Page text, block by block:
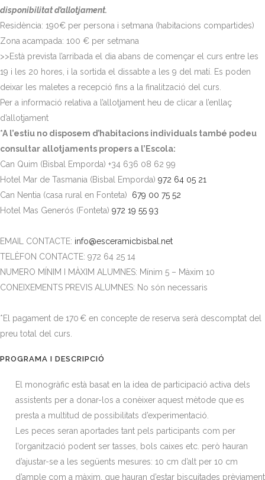
disponibilitat d’allotjament.
Residència: 190€ per persona i setmana (habitacions compartides)
Zona acampada: 100 € per setmana
>>Està prevista l’arribada el dia abans de començar el curs entre les
19 i les 20 hores, i la sortida el dissabte a les 9 del matí. Es poden
deixar les maletes a recepció fins a la finalització del curs.
Per a informació relativa a l’allotjament heu de clicar a l’enllaç
d’allotjament
*A l’estiu no disposem d’habitacions individuals també podeu
consultar allotjaments propers a l’Escola:
Can Quim (Bisbal Emporda) +34 636 08 62 99
Hotel Mar de Tasmania (Bisbal Emporda) 972 64 05 21
Can Nentia (casa rural en Fonteta) 679 00 75 52
Hotel Mas Generós (Fonteta) 972 19 55 93
EMAIL CONTACTE: info@esceramicbisbal.net
TELÈFON CONTACTE: 972 64 25 14
NUMERO MÍNIM I MÀXIM ALUMNES: Mínim 5 – Màxim 10
CONEIXEMENTS PREVIS ALUMNES: No són necessaris
*El pagament de 170 € en concepte de reserva serà descomptat del
preu total del curs.
PROGRAMA I DESCRIPCIÓ
El monogràfic està basat en la idea de participació activa dels
assistents per a donar-los a conèixer aquest mètode que es
presta a multitud de possibilitats d’experimentació.
Les peces seran aportades tant pels participants com per
l’organització podent ser tasses, bols caixes etc. però hauran
d’ajustar-se a les següents mesures: 10 cm d’alt per 10 cm
d’ample com a màxim, que hauran d’estar biscuitades prèviament